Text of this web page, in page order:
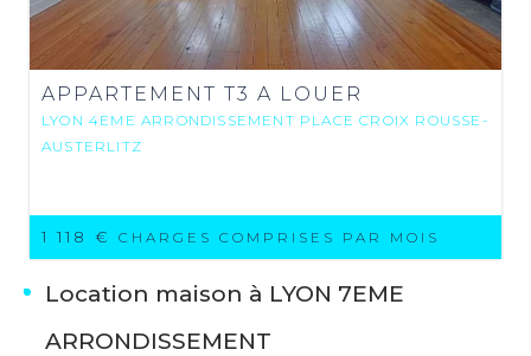
APPARTEMENT T3 A LOUER
LYON 4EME ARRONDISSEMENT PLACE CROIX ROUSSE-
AUSTERLITZ
1 118 € CHARGES COMPRISES PAR MOIS
Location maison à LYON 7EME
ARRONDISSEMENT